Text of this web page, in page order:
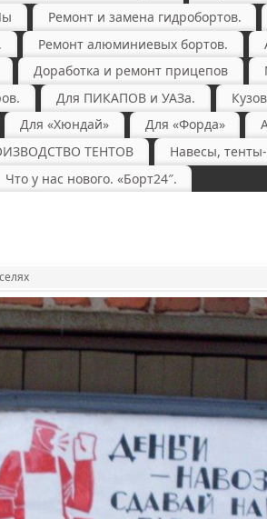
Ремонт и замена гидробортов.
Ремонт алюминиевых бортов.
Доработка и ремонт прицепов
Для ПИКАПОВ и УАЗа.
Для «Хюндай» Для «Форда»
ТЕНТОВ Навесы,
Что у нас нового. «Борт24″.